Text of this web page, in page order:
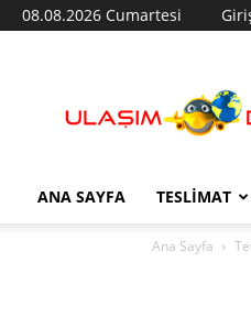
08.08.2026 Cumartesi
ANA SAYFA TESLIMAT
Ana Sayfa